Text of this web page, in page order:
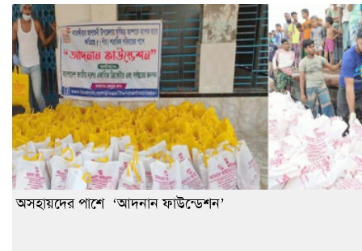
অসহায়দের পাশে ‘আদনান ফাউন্ডেশন’